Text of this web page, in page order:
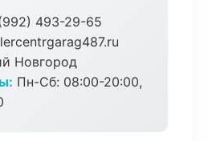
493-29-65
Новгород
Пн-Сб: 08:00-20:00,